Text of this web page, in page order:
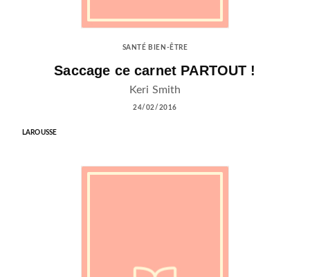
SANTÉ BIEN-ÊTRE
Saccage ce carnet PARTOUT !
Keri Smith
24/02/2016
LAROUSSE